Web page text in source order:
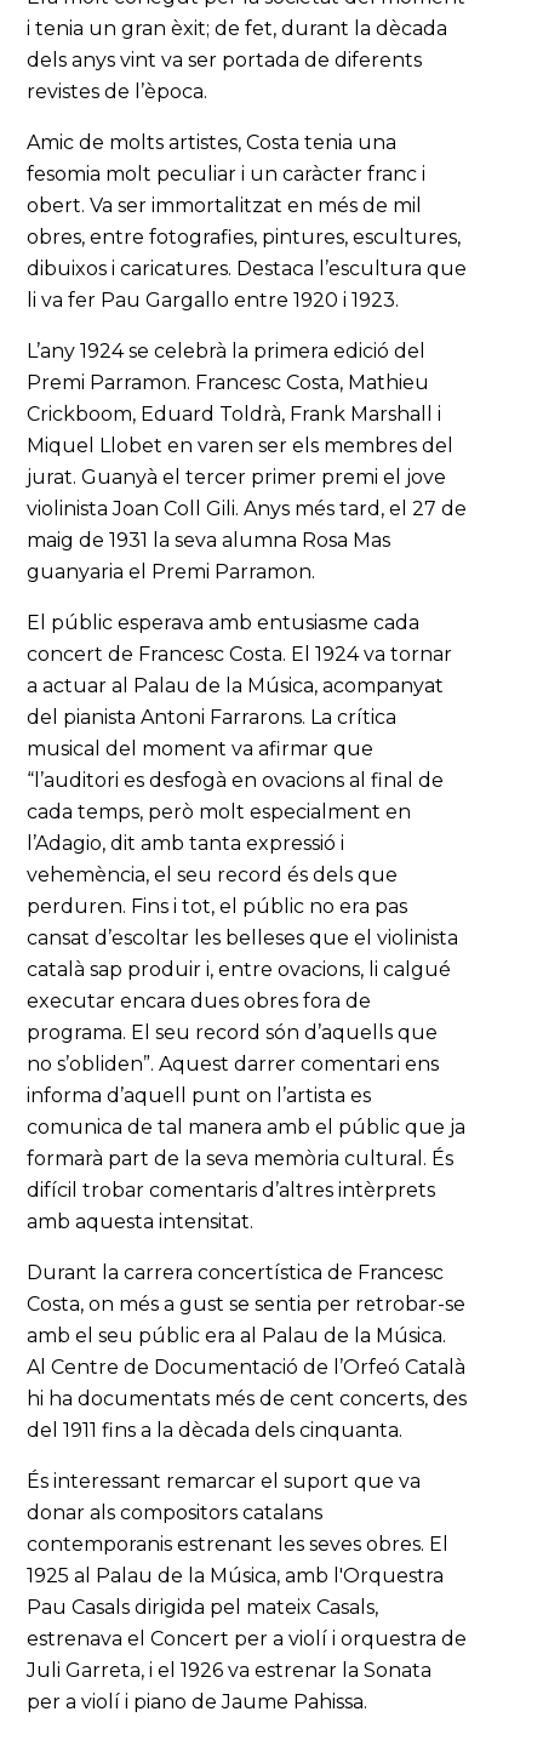
i tenia un gran èxit; de fet, durant la dècada
dels anys vint va ser portada de diferents
revistes de l’època.
Amic de molts artistes, Costa tenia una
fesomia molt peculiar i un caràcter franc i
obert. Va ser immortalitzat en més de mil
obres, entre fotografies, pintures, escultures,
dibuixos i caricatures. Destaca l’escultura que
li va fer Pau Gargallo entre 1920 i 1923.
L’any 1924 se celebrà la primera edició del
Premi Parramon. Francesc Costa, Mathieu
Crickboom, Eduard Toldrà, Frank Marshall i
Miquel Llobet en varen ser els membres del
jurat. Guanyà el tercer primer premi el jove
violinista Joan Coll Gili. Anys més tard, el 27 de
maig de 1931 la seva alumna Rosa Mas
guanyaria el Premi Parramon.
El públic esperava amb entusiasme cada
concert de Francesc Costa. El 1924 va tornar
a actuar al Palau de la Música, acompanyat
del pianista Antoni Farrarons. La crítica
musical del moment va afirmar que
“l’auditori es desfogà en ovacions al final de
cada temps, però molt especialment en
l’Adagio, dit amb tanta expressió i
vehemència, el seu record és dels que
perduren. Fins i tot, el públic no era pas
cansat d’escoltar les belleses que el violinista
català sap produir i, entre ovacions, li calgué
executar encara dues obres fora de
programa. El seu record són d’aquells que
no s’obliden”. Aquest darrer comentari ens
informa d’aquell punt on l’artista es
comunica de tal manera amb el públic que ja
formarà part de la seva memòria cultural. És
difícil trobar comentaris d’altres intèrprets
amb aquesta intensitat.
Durant la carrera concertística de Francesc
Costa, on més a gust se sentia per retrobar-se
amb el seu públic era al Palau de la Música.
Al Centre de Documentació de l’Orfeó Català
hi ha documentats més de cent concerts, des
del 1911 fins a la dècada dels cinquanta.
És interessant remarcar el suport que va
donar als compositors catalans
contemporanis estrenant les seves obres. El
1925 al Palau de la Música, amb l'Orquestra
Pau Casals dirigida pel mateix Casals,
estrenava el Concert per a violí i orquestra de
Juli Garreta, i el 1926 va estrenar la Sonata
per a violí i piano de Jaume Pahissa.